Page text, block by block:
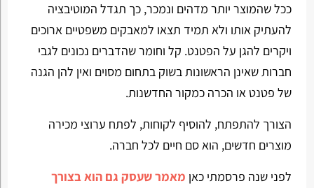
ככל שהמוצר יותר מדהים ונמכר, כך תגדל המוטיבציה
להעתיק אותו ולא תמיד תצאו למאבקים משפטיים ארוכים
ויקרים להגן על הפטנט. קל וחומר שהדברים נכונים לגבי
חברות שאינן הראשונות בשוק בתחום מסוים ואין להן הגנה
של פטנט או הכרה כמקור החדשנות.
הצורך להתפתח, להוסיף לקוחות, לפתח ערוצי מכירה
מוצרים חדשים, הוא סם חיים לכל חברה.
לפני שנה פרסמתי כאן מאמר שעסק גם הוא בצורך